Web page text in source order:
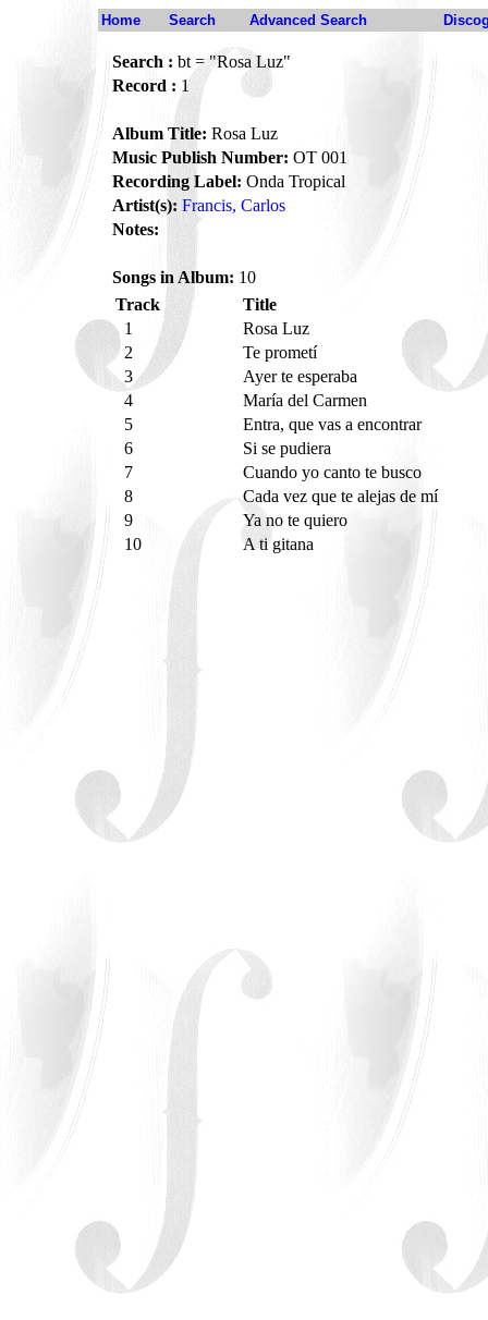
Home Search Advanced Search
Search : bt = "Rosa Luz"
Record : 1
Album Title: Rosa Luz
Music Publish Number: OT 001
Recording Label: Onda Tropical
Artist(s): Francis, Carlos
Notes:
Songs in Album: 10
Track
Title
1
Rosa Luz
2
Te prometí
3
Ayer te esperaba
4
María del Carmen
5
Entra, que vas a encontrar
6
Si se pudiera
7
Cuando yo canto te busco
8
Cada vez que te alejas de mí
9
Ya no te quiero
10
A ti gitana